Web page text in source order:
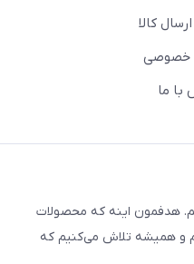
کالا
خصوصی
با ما
هدفمون اینه که محصولات
و همیشه تلاش می‌کنیم که